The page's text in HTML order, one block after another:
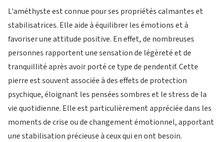
L'améthyste est connue pour ses propriétés calmantes et
stabilisatrices. Elle aide à équilibrer les émotions et à
favoriser une attitude positive. En effet, de nombreuses
personnes rapportent une sensation de légèreté et de
tranquillité après avoir porté ce type de pendentif. Cette
pierre est souvent associée à des effets de protection
psychique, éloignant les pensées sombres et le stress de la
vie quotidienne. Elle est particulièrement appréciée dans les
moments de crise ou de changement émotionnel, apportant
une stabilisation précieuse à ceux qui en ont besoin.